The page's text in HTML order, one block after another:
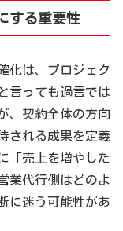
する重要性
化は、プロジェク
言っても過言では
、契約全体の方向
される成果を定義
「売上を増やした
業代行側はどのよ
に迷う可能性があ